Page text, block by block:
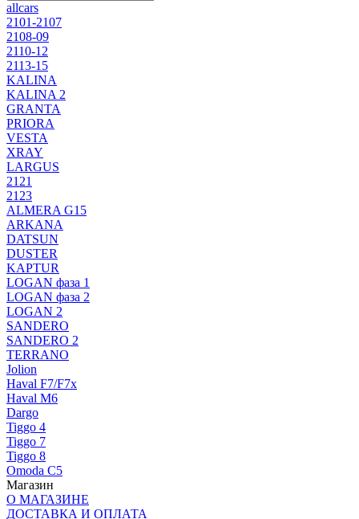
allcars
2101-2107
2108-09
2110-12
2113-15
KALINA
KALINA 2
GRANTA
PRIORA
VESTA
XRAY
LARGUS
2121
2123
ALMERA G15
ARKANA
DATSUN
DUSTER
KAPTUR
LOGAN фаза 1
LOGAN фаза 2
LOGAN 2
SANDERO
SANDERO 2
TERRANO
Jolion
Haval F7/F7x
Haval M6
Dargo
Tiggo 4
Tiggo 7
Tiggo 8
Omoda C5
Магазин
О МАГАЗИНЕ
ДОСТАВКА И ОПЛАТА